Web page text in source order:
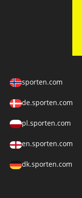
sporten.com
de.sporten.com
pl.sporten.com
en.sporten.com
dk.sporten.com